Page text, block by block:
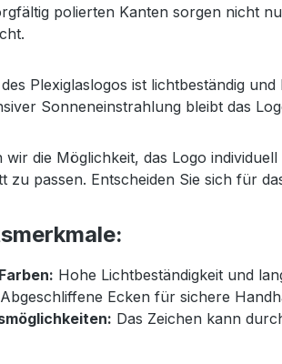
polierten Kanten sorgen nicht
Plexiglaslogos ist lichtbeständig
Sonneneinstrahlung bleibt das
wir die Möglichkeit, das Logo
zu passen. Entscheiden Sie sich für
Hohe Lichtbeständigkeit und
Abgeschliffene Ecken für sichere
Das Zeichen kann